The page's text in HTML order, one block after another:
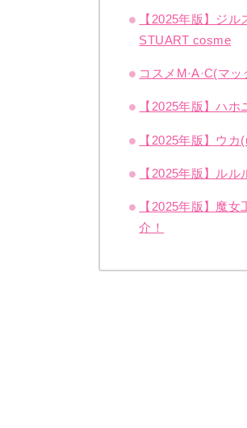
【2025年版】ジ
STUART cosme
コスメM·A·C(マ
【2025年版】ハ
【2025年版】ウ
【2025年版】ル
【2025年版】魔
介！